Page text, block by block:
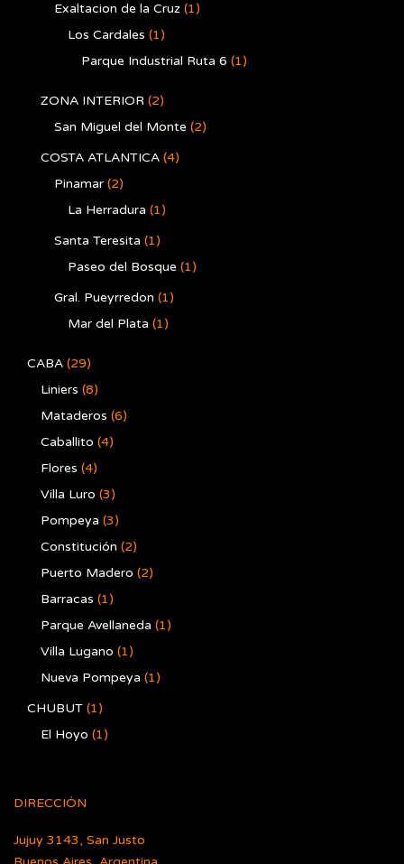
Exaltacion de la Cruz (1)
Los Cardales (1)
Parque Industrial Ruta 6 (1)
ZONA INTERIOR (2)
San Miguel del Monte (2)
COSTA ATLANTICA (4)
Pinamar (2)
La Herradura (1)
Santa Teresita (1)
Paseo del Bosque (1)
Gral. Pueyrredon (1)
Mar del Plata (1)
CABA (29)
Liniers (8)
Mataderos (6)
Caballito (4)
Flores (4)
Villa Luro (3)
Pompeya (3)
Constitución (2)
Puerto Madero (2)
Barracas (1)
Parque Avellaneda (1)
Villa Lugano (1)
Nueva Pompeya (1)
CHUBUT (1)
El Hoyo (1)
DIRECCIÓN
Jujuy 3143, San Justo